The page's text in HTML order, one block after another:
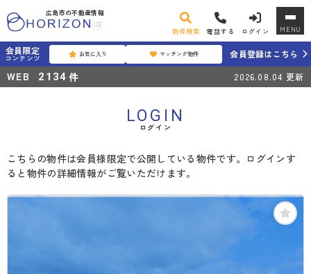
広島市の不動産情報
物件検索 電話する ログイン MENU
会員限定
コンテンツ お気に入り マッチング物件 会員登録はこちら
WEB 2134 件 2026.08.04 更新
LOGIN
ログイン
こちらの物件は会員様限定で公開している物件です。ログインす
ると物件の詳細情報がご覧いただけます。